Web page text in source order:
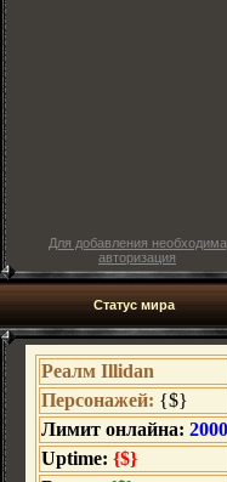
Для добавления необходима
авторизация
Статус мира